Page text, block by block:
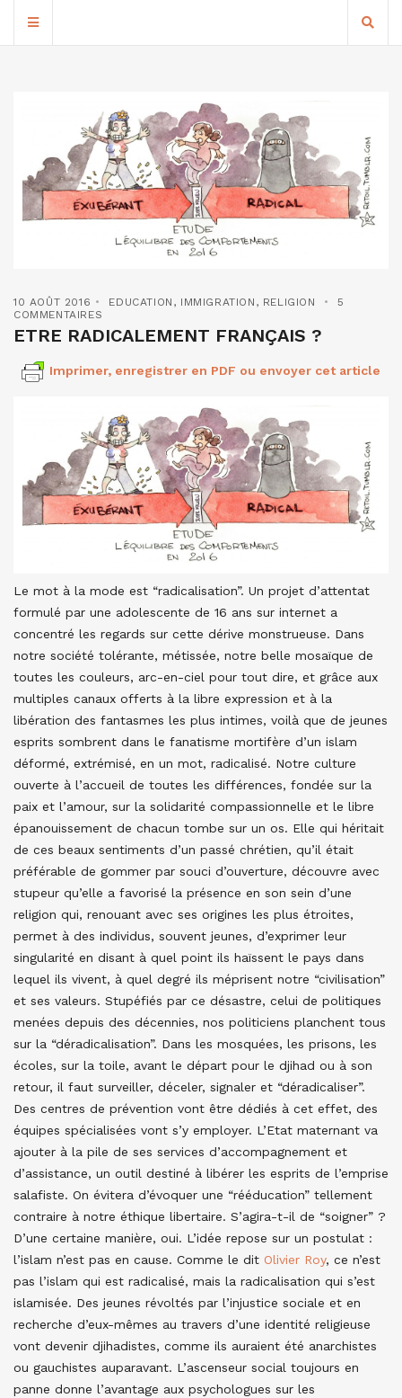
10 AOÛT 2016 EDUCATION , IMMIGRATION , RELIGION
5
COMMENTAIRES
ETRE RADICALEMENT FRANÇAIS ?
Imprimer, enregistrer en PDF ou envoyer cet article
Le mot à la mode est “radicalisation”. Un projet d’attentat
formulé par une adolescente de 16 ans sur internet a
concentré les regards sur cette dérive monstrueuse. Dans
notre société tolérante, métissée, notre belle mosaïque de
toutes les couleurs, arc-en-ciel pour tout dire, et grâce aux
multiples canaux offerts à la libre expression et à la
libération des fantasmes les plus intimes, voilà que de jeunes
esprits sombrent dans le fanatisme mortifère d’un islam
déformé, extrémisé, en un mot, radicalisé. Notre culture
ouverte à l’accueil de toutes les différences, fondée sur la
paix et l’amour, sur la solidarité compassionnelle et le libre
épanouissement de chacun tombe sur un os. Elle qui héritait
de ces beaux sentiments d’un passé chrétien, qu’il était
préférable de gommer par souci d’ouverture, découvre avec
stupeur qu’elle a favorisé la présence en son sein d’une
religion qui, renouant avec ses origines les plus étroites,
permet à des individus, souvent jeunes, d’exprimer leur
singularité en disant à quel point ils haïssent le pays dans
lequel ils vivent, à quel degré ils méprisent notre “civilisation”
et ses valeurs. Stupéfiés par ce désastre, celui de politiques
menées depuis des décennies, nos politiciens planchent tous
sur la “déradicalisation”. Dans les mosquées, les prisons, les
écoles, sur la toile, avant le départ pour le djihad ou à son
retour, il faut surveiller, déceler, signaler et “déradicaliser”.
Des centres de prévention vont être dédiés à cet effet, des
équipes spécialisées vont s’y employer. L’Etat maternant va
ajouter à la pile de ses services d’accompagnement et
d’assistance, un outil destiné à libérer les esprits de l’emprise
salafiste. On évitera d’évoquer une “rééducation” tellement
contraire à notre éthique libertaire. S’agira-t-il de “soigner” ?
D’une certaine manière, oui. L’idée repose sur un postulat :
l’islam n’est pas en cause. Comme le dit Olivier Roy, ce n’est
pas l’islam qui est radicalisé, mais la radicalisation qui s’est
islamisée. Des jeunes révoltés par l’injustice sociale et en
recherche d’eux-mêmes au travers d’une identité religieuse
vont devenir djihadistes, comme ils auraient été anarchistes
ou gauchistes auparavant. L’ascenseur social toujours en
panne donne l’avantage aux psychologues sur les